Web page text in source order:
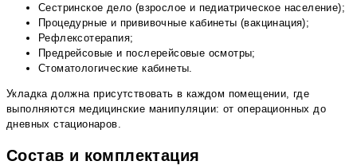
Сестринское дело (взрослое и педиатрическое население);
Процедурные и прививочные кабинеты (вакцинация);
Рефлексотерапия;
Предрейсовые и послерейсовые осмотры;
Стоматологические кабинеты.
Укладка должна присутствовать в каждом помещении, где
выполняются медицинские манипуляции: от операционных до
дневных стационаров.
Состав и комплектация